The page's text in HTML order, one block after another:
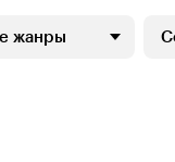
жанры